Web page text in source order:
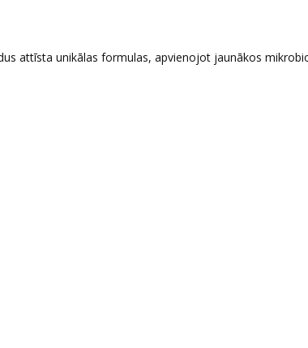
attīsta unikālas formulas, apvienojot jaunākos